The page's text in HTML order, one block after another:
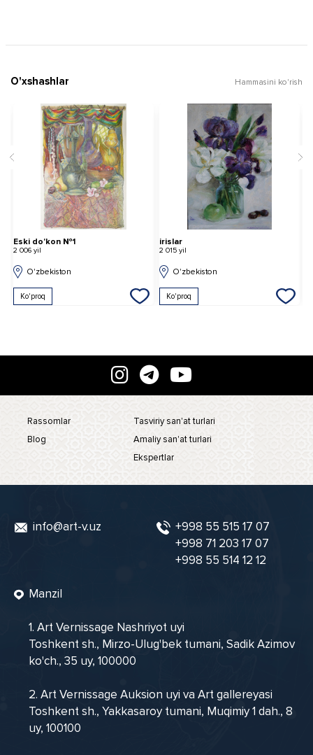
O'xshashlar Hammasini ko'rish
irislar
Rassomlar
Blog
Tasviriy san'at turlari
Amaliy san'at turlari
Ekspertlar
info@art-v.uz
+998 55 515 17 07
+998 71 203 17 07
+998 55 514 12 12
Manzil
1. Art Vernissage Nashriyot uyi
Toshkent sh., Mirzo-Ulug'bek tumani, Sadik Azimov
ko'ch., 35 uy, 100000
2. Art Vernissage Auksion uyi va Art gallereyasi
Toshkent sh., Yakkasaroy tumani, Muqimiy 1 dah., 8
uy, 100100